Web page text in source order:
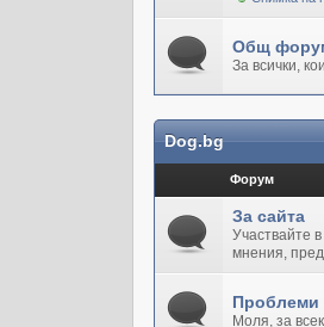
Общ
За всички,
Dog.bg
Форум
За сайта
Участвайте
мнения,
Проблеми
Моля, за